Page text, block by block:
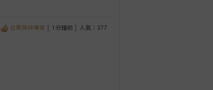
社群房仲專家 │ 1分鐘前 │ 人氣：377